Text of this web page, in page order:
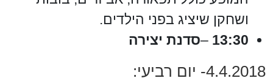
ושחקן שיציג בפני הילדים.
13:30
–סדנת יצירה
4.4.2018- יום רביעי: